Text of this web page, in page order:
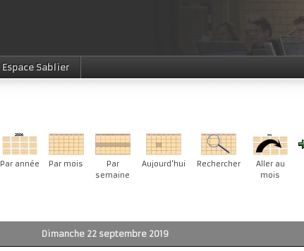
Espace Sablier
Par année Par mois
Par
semaine
Aujourd'hui Rechercher
Aller au
mois
Dimanche 22 septembre 2019